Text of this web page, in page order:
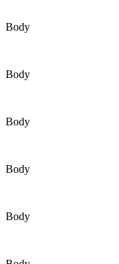
Body
Body
Body
Body
Body